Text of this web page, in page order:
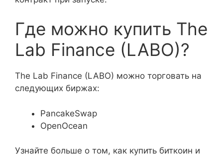
Где можно купить The
Lab Finance (LABO)?
The Lab Finance (LABO) можно торговать на
следующих биржах:
PancakeSwap
OpenOcean
Узнайте больше о том, как купить биткоин и